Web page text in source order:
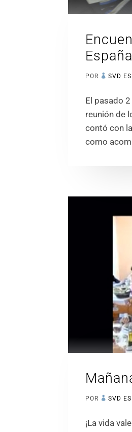
España
POR SVD
El pasado
reunión de
contó con
como
POR SVD
¡La vida